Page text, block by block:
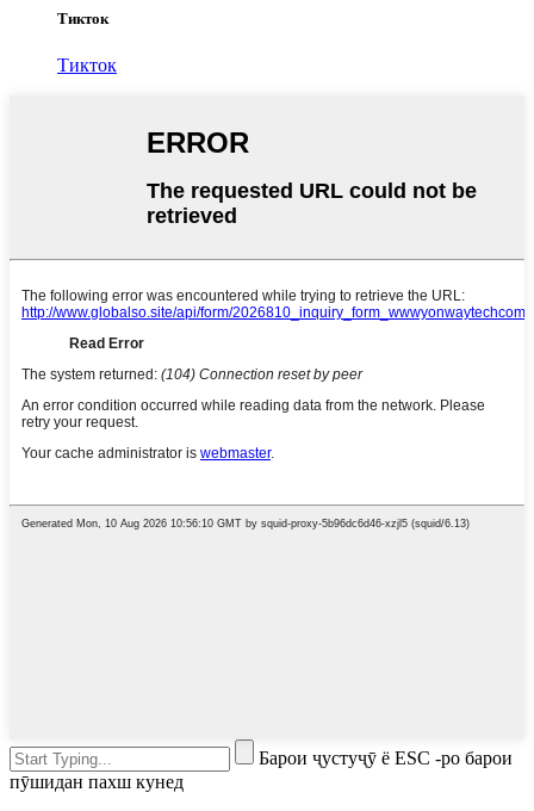
Тикток
Тикток
Барои ҷустуҷӯ ё ESC -ро барои
пӯшидан пахш кунед